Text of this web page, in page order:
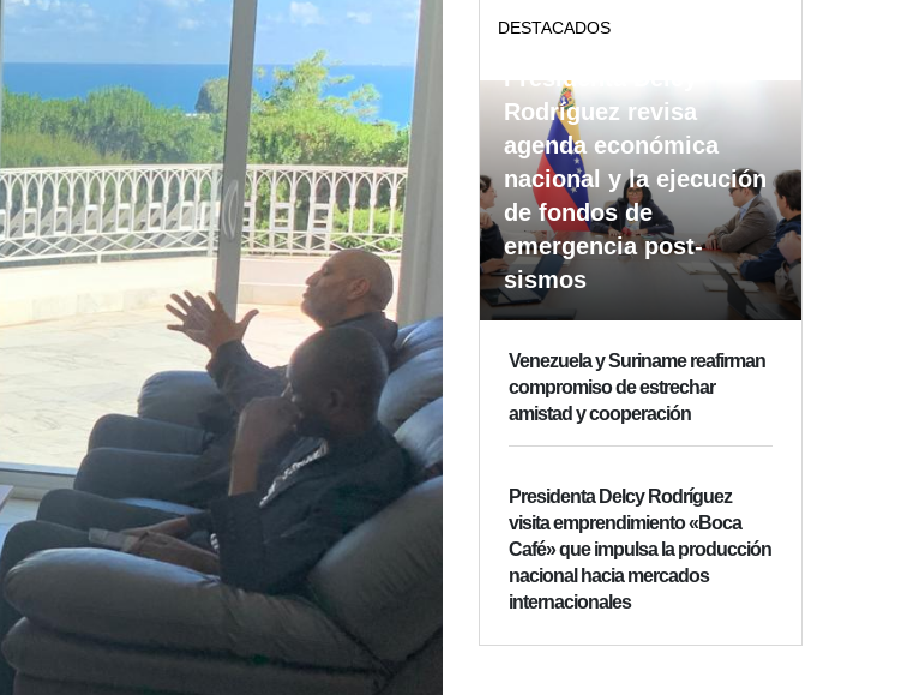
DESTACADOS
Presidenta Delcy
Rodríguez revisa
agenda económica
nacional y la ejecución
de fondos de
emergencia post-
sismos
Venezuela y Suriname reafirman
compromiso de estrechar
amistad y cooperación
Presidenta Delcy Rodríguez
visita emprendimiento «Boca
Café» que impulsa la producción
nacional hacia mercados
internacionales